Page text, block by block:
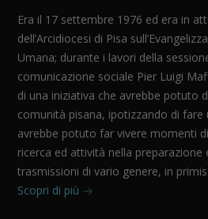
Era il 17 settembre 1976 ed era in
dell’Arcidiocesi di Pisa
Umana; durante i lavori della
comunicazione sociale Pier Luigi
di una iniziativa che avrebbe potuto
comunità pisana, ipotizzando di fare
avrebbe potuto far vivere momenti
ricerca ed attività nella preparazione
trasmissioni di vario genere, in
Scopri di più